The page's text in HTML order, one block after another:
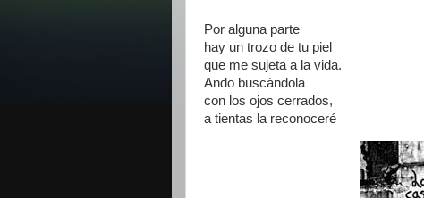
Por alguna parte
hay un trozo de tu piel
que me sujeta a la vida.
Ando buscándola
con los ojos cerrados,
a tientas la reconoceré